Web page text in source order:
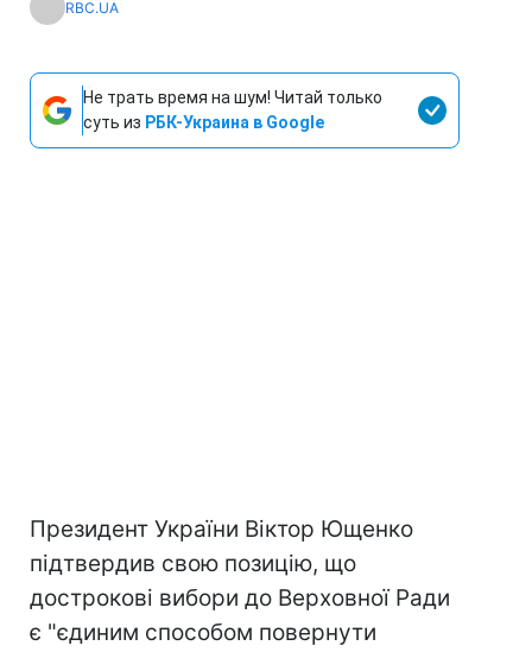
RBC.UA
Не трать время на шум! Читай только
суть из РБК-Украина в Google
Президент України Віктор Ющенко
підтвердив свою позицію, що
дострокові вибори до Верховної Ради
є "єдиним способом повернути